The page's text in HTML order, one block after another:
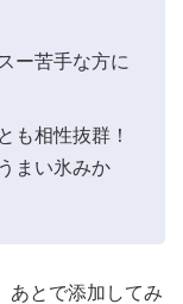
ー苦手な方に
も相性抜群！
まい氷みか
あとで添加してみ